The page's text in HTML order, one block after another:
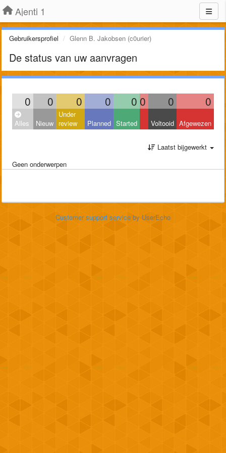
Ajenti 1
Gebruikersprofiel Glenn B. Jakobsen (c0urier)
De status van uw aanvragen
0 0 0 0 0 0 0 0
Alles Nieuw
Under
review
Planned Started Voltooid Afgewezen
Laatst bijgewerkt
Geen onderwerpen
Customer support service by UserEcho